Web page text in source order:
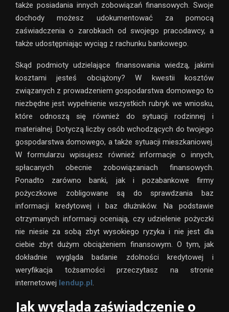
także posiadania innych zobowiązań finansowych. Swoje
dochody możesz udokumentować za pomocą
zaświadczenia o zarobkach od swojego pracodawcy, a
także udostępniając wyciąg z rachunku bankowego.
Skąd podmioty udzielające finansowania wiedzą, jakimi
kosztami jesteś obciążony? W kwestii kosztów
związanych z prowadzeniem gospodarstwa domowego to
niezbędne jest wypełnienie wszystkich rubryk we wniosku,
które odnoszą się również do sytuacji rodzinnej i
materialnej. Dotyczą liczby osób wchodzących do twojego
gospodarstwa domowego, a także sytuacji mieszkaniowej.
W formularzu wpisujesz również informacje o innych,
spłacanych obecnie zobowiązaniach finansowych.
Ponadto zarówno banki, jak i pozabankowe firmy
pożyczkowe zobligowane są do sprawdzania baz
informacji kredytowej i baz dłużników. Na podstawie
otrzymanych informacji oceniają, czy udzielenie pożyczki
nie niesie za sobą zbyt wysokiego ryzyka i nie jest dla
ciebie zbyt dużym obciążeniem finansowym. O tym, jak
dokładnie wygląda badanie zdolności kredytowej i
weryfikacja tożsamości przeczytasz na stronie
internetowej lendup.pl.